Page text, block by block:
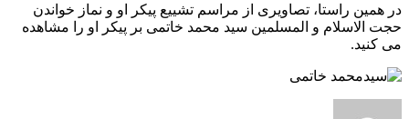
در همین راستا، تصاویری از مراسم تشییع پیکر او و نماز خواندن
حجت الاسلام و المسلمین سید محمد خاتمی بر پیکر او را مشاهده
می کنید.